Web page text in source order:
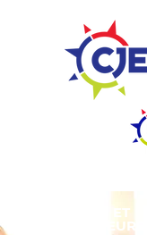
PARTENAIRES ET
COLLABORATEURS